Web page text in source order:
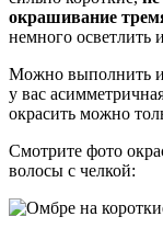
окрашивание
немного осветлить
Можно выполнить и
у вас
окрасить можно
Смотрите фото
волосы с челкой: